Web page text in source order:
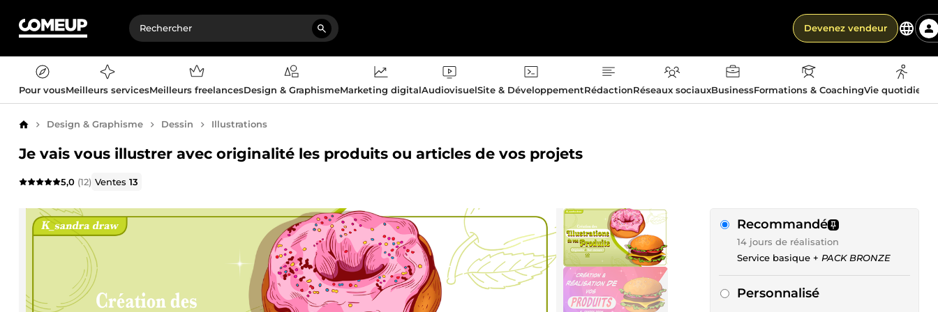
Devenez vendeur
Pour vousMeilleurs servicesMeilleurs freelancesDesign & GraphismeMarketing digitalAudiovisuelSite & DéveloppementRédactionRéseaux sociauxBusinessFormations & CoachingVie
AccueilDesign & Graphisme Dessin Illustrations
Je vais vous illustrer avec originalité les produits ou articles de vos projets
5,0 (12) Ventes13
Recommandé
14 jours de réalisation
Service basique + PACK BRONZE
Personnalisé